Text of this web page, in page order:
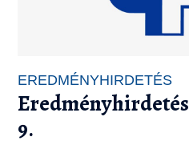
EREDMÉNYHIRDETÉS
9.